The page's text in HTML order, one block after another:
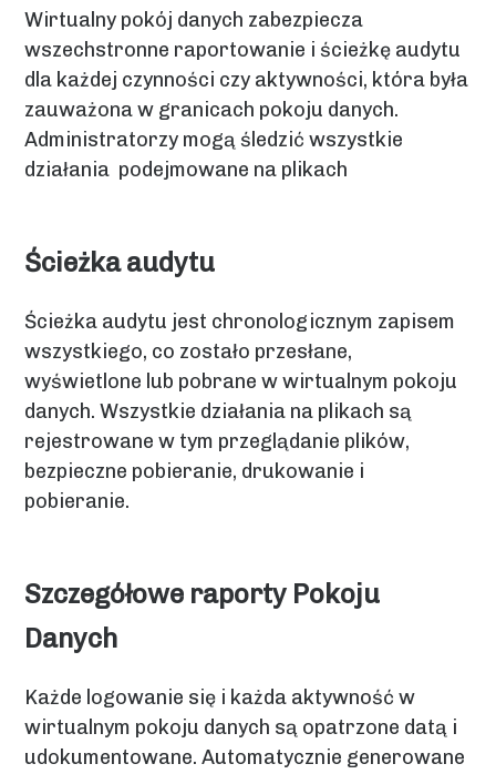
Wirtualny pokój danych zabezpiecza
wszechstronne raportowanie i ścieżkę audytu
dla każdej czynności czy aktywności, która była
zauważona w granicach pokoju danych.
Administratorzy mogą śledzić wszystkie
działania podejmowane na plikach
Ścieżka audytu
Ścieżka audytu jest chronologicznym zapisem
wszystkiego, co zostało przesłane,
wyświetlone lub pobrane w wirtualnym pokoju
danych. Wszystkie działania na plikach są
rejestrowane w tym przeglądanie plików,
bezpieczne pobieranie, drukowanie i
pobieranie.
Szczegółowe raporty Pokoju
Danych
Każde logowanie się i każda aktywność w
wirtualnym pokoju danych są opatrzone datą i
udokumentowane. Automatycznie generowane